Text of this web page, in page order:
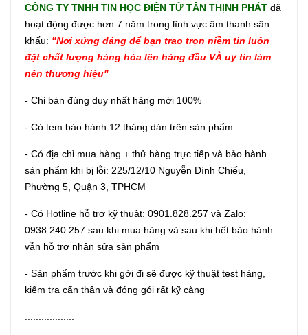
CÔNG TY TNHH TIN HỌC ĐIỆN TỬ TÂN THỊNH PHÁT đã
hoạt động được hơn 7 năm trong lĩnh vực âm thanh sân
khấu: "Nơi xứng đáng để bạn trao trọn niềm tin luôn
đặt chất lượng hàng hóa lên hàng đầu VÀ uy tín làm
nên thương hiệu"
- Chỉ bán đúng duy nhất hàng mới 100%
- Có tem bảo hành 12 tháng dán trên sản phẩm
- Có địa chỉ mua hàng + thử hàng trực tiếp và bảo hành
sản phẩm khi bị lỗi: 225/12/10 Nguyễn Đình Chiểu,
Phường 5, Quận 3, TPHCM
- Có Hotline hỗ trợ kỹ thuật: 0901.828.257 và Zalo:
0938.240.257 sau khi mua hàng và sau khi hết bảo hành
vẫn hỗ trợ nhận sửa sản phẩm
- Sản phẩm trước khi gởi đi sẽ được kỹ thuật test hàng,
kiểm tra cẩn thận và đóng gói rất kỹ càng